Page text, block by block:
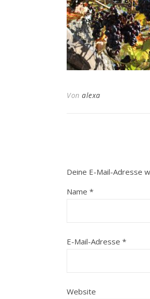
Von alexa
Deine E-Mail-Adresse
Name *
E-Mail-Adresse *
Website